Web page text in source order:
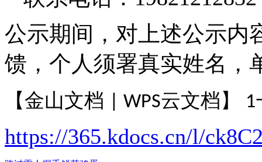
公示期间，对上述公示内
馈，个人须署真实姓名，
【金山文档 | WPS云文档】 1
https://365.kdocs.cn/l/